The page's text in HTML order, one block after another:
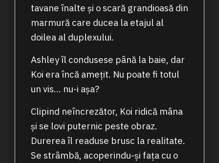
tavane înalte și o scară grandioasă din
marmură care ducea la etajul al
doilea al duplexului.
Ashley îl condusese până la baie, dar
Koi era încă amețit. Nu poate fi totul
un vis… nu-i așa?
Clipind neîncrezător, Koi ridică mâna
și se lovi puternic peste obraz.
Durerea îl readuse brusc la realitate.
Se strâmbă, acoperindu-și fața cu o